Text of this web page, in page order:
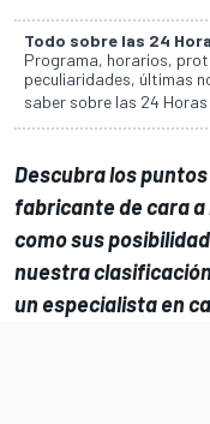
Todo sobre las 24
Programa, horarios,
peculiaridades, últimas
saber sobre las 24 Horas
Descubra los
fabricante de cara a
como sus
nuestra
un especialista en